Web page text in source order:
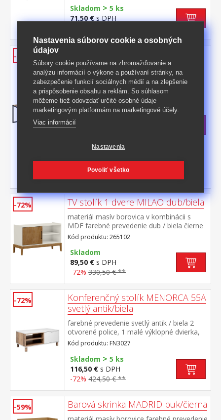
Skladom > 5 ks
71,50 €s DPH
-60%
dub
horná doska farebné prevedenie dub
Wotan kovová konštrukcia, farebné
prevedenie čierna, štvorcové profily 2 × 2
cm
Kód produktu: IN5002639D
Skladom>5 ks
85 €
-72% TV stolík 1 dvere MILAO dub/biela
materiál masív borovica v kombinácii s
MDF farebné prevedenie dub / biela čierne
kovové úchytky 1 dvierka, 1 polica
Kód produktu: 265102
Skladom
89,50 € s DPH
-72% 330,50 € **
-72%
Konferenčný stolík MENORCA 55A
svetlý antik/biela
farebné prevedenie svetlý antik / biela 2
otvorené police, 1 malé výklopné dvierka,
kovové úchytky
Kód produktu: FN3027
Skladom > 5 ks
116,50 € s DPH
-72% 424,50 € **
-59% Barová skrinka MADRID buk/čierna
Nastavenia súborov cookie a osobných
údajov
Súbory cookie používame na zhromažďovanie a
analýzu informácií o výkone a používaní stránky, na
zabezpečenie funkcií sociálnych médií a na zlepšenie
a prispôsobenie obsahu a reklám. So súhlasom
môžeme tiež odovzdať určité osobné údaje
marketingovým platformám na marketingové účely.
Viac informácií
Nastavenia
Povoliť všetko